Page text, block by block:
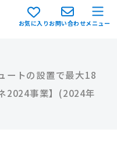
お気に入りお問い合わせメニュー
ートの設置で最大18
2024事業】(2024年